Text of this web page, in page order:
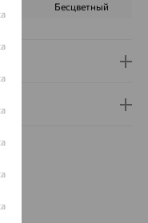
Бесцветный